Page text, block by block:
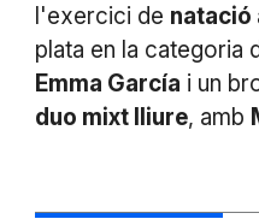
l'exercici de natació
plata en la categoria
Emma García i un
duo mixt lliure, amb